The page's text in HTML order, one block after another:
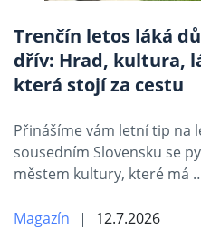
Trenčín letos láká
dřív: Hrad, kultura,
která stojí za cestu
Přinášíme vám letní tip na
sousedním Slovensku se
městem kultury, které má
Magazín 12.7.2026